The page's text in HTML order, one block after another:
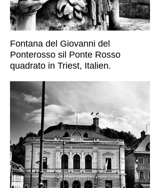
Fontana del Giovanni del
Ponterosso sil Ponte Rosso
quadrato in Triest, Italien.
strahlt eine Atmosphäre einstiger
Größe aus. An diesem Brunnen
hat mich die Dynamik der
Darstellung und der
vorwärtsstrebenden Figur
fasziniert. In schwarzweiß entfaltet
es für mich seine ganze Wirkung.